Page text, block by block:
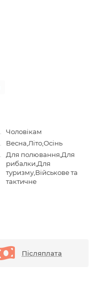
Чоловікам
Весна,Літо,Осінь
Для полювання,Для
рибалки,Для
туризму,Військове та
тактичне
Післяплата